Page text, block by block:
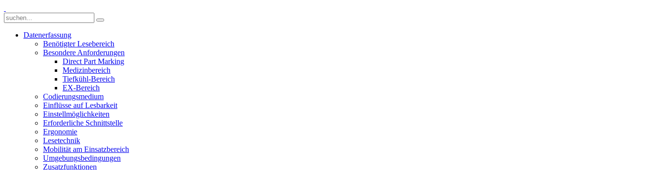
Datenerfassung
Benötigter Lesebereich
Besondere Anforderungen
Direct Part Marking
Medizinbereich
Tiefkühl-Bereich
EX-Bereich
Codierungsmedium
Einflüsse auf Lesbarkeit
Einstellmöglichkeiten
Erforderliche Schnittstelle
Ergonomie
Lesetechnik
Mobilität am Einsatzbereich
Umgebungsbedingungen
Zusatzfunktionen